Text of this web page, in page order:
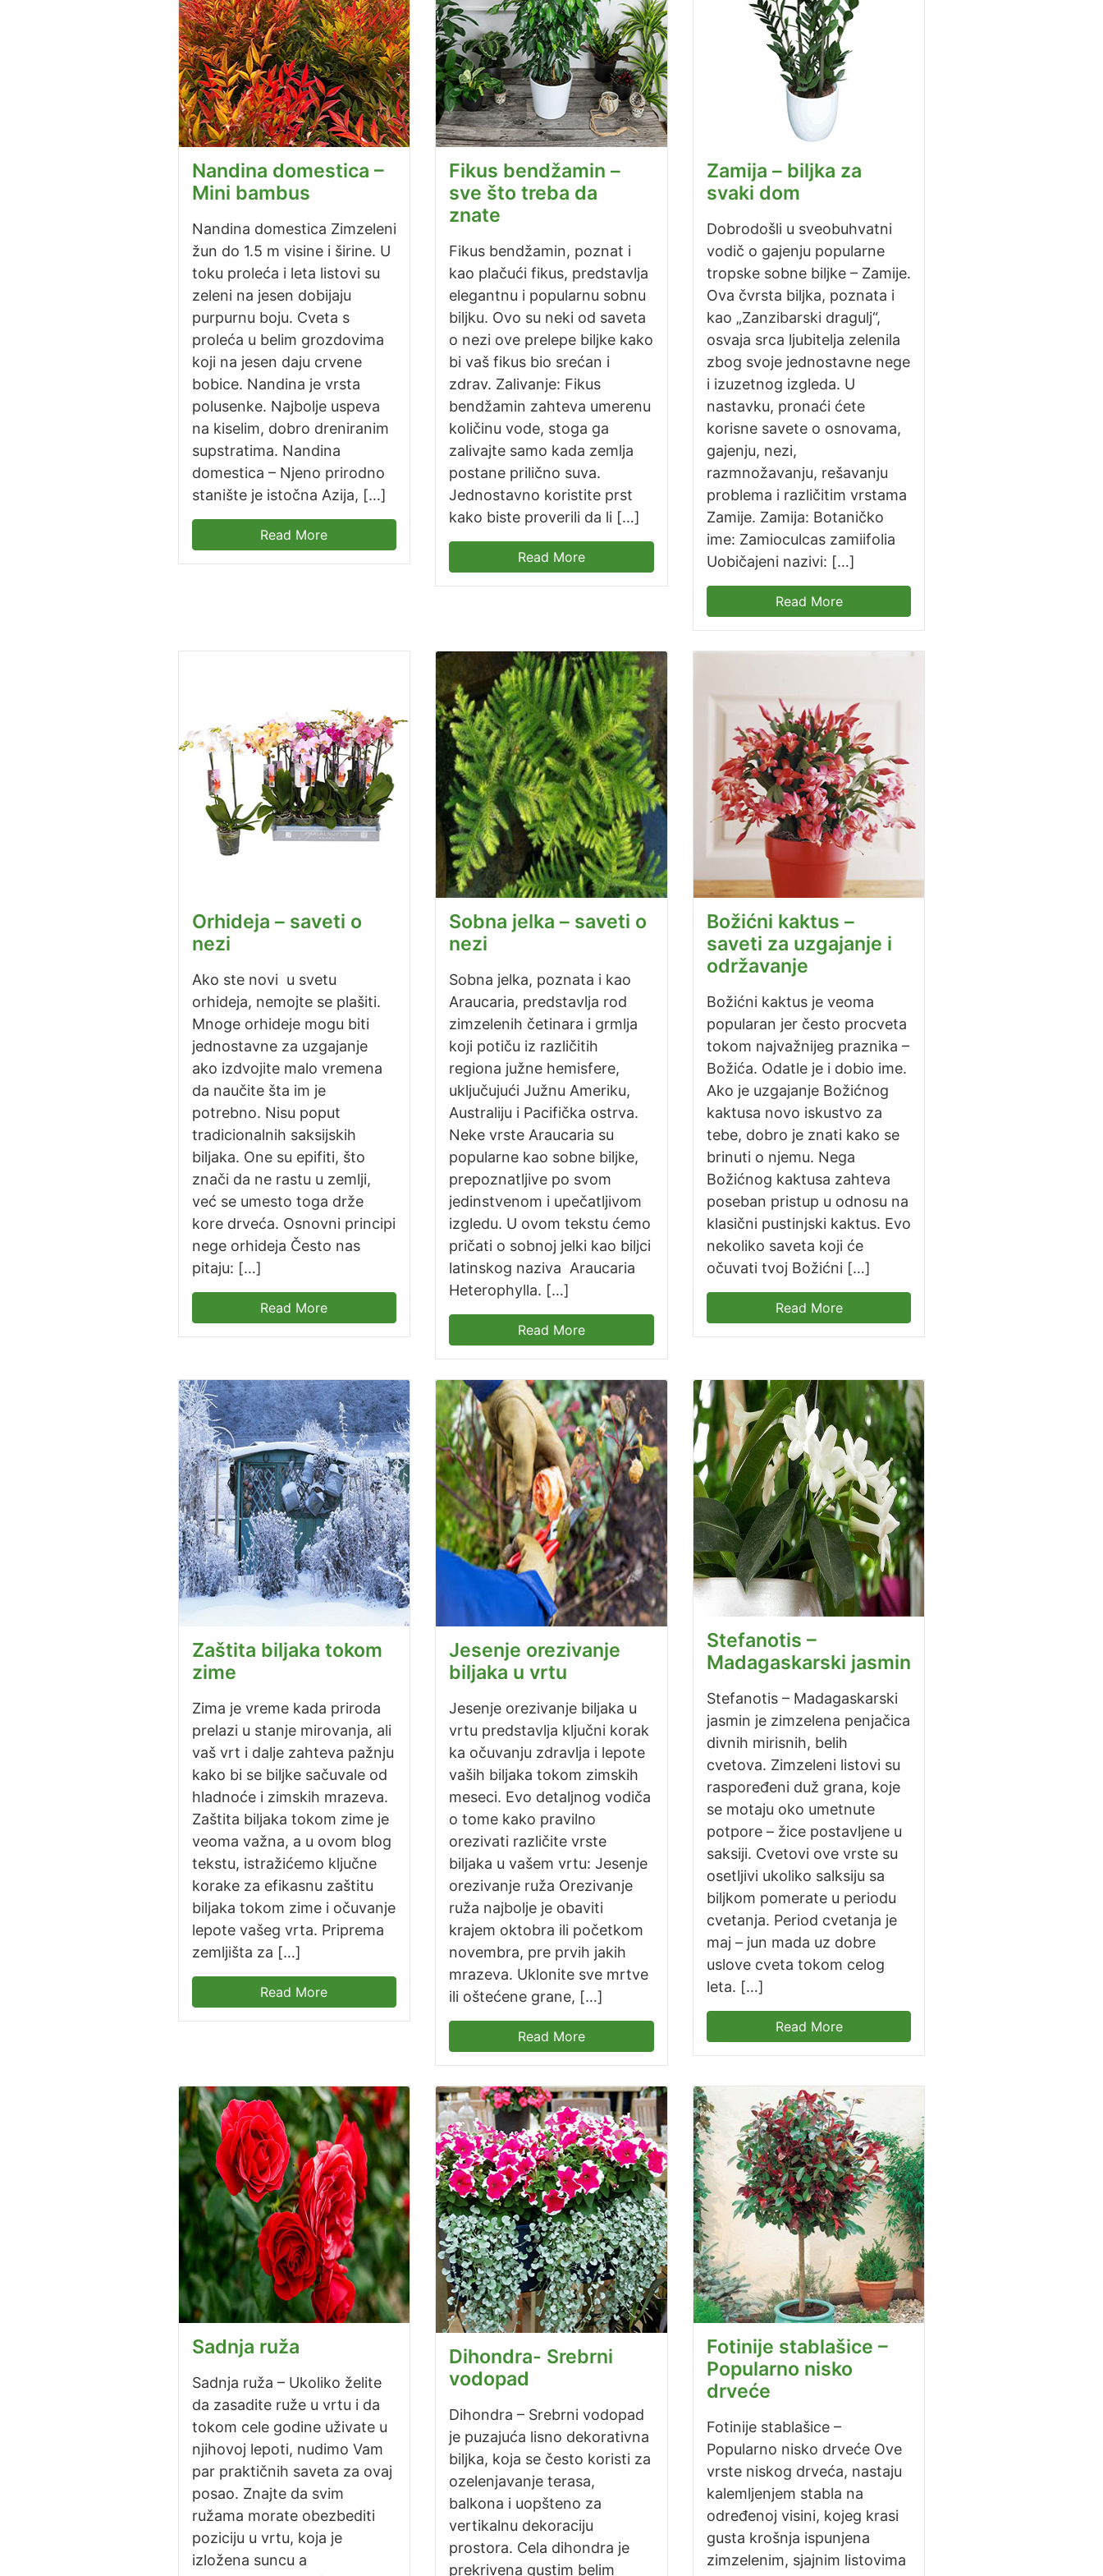
Nandina domestica –
Mini bambus
Nandina domestica Zimzeleni
žun do 1.5 m visine i širine. U
toku proleća i leta listovi su
zeleni na jesen dobijaju
purpurnu boju. Cveta s
proleća u belim grozdovima
koji na jesen daju crvene
bobice. Nandina je vrsta
polusenke. Najbolje uspeva
na kiselim, dobro dreniranim
supstratima. Nandina
domestica – Njeno prirodno
stanište je istočna Azija, […]
Read More
Fikus bendžamin –
sve što treba da
znate
Fikus bendžamin, poznat i
kao plačući fikus, predstavlja
elegantnu i popularnu sobnu
biljku. Ovo su neki od saveta
o nezi ove prelepe biljke kako
bi vaš fikus bio srećan i
zdrav. Zalivanje: Fikus
bendžamin zahteva umerenu
količinu vode, stoga ga
zalivajte samo kada zemlja
postane prilično suva.
Jednostavno koristite prst
kako biste proverili da li […]
Read More
Zamija – biljka za
svaki dom
Dobrodošli u sveobuhvatni
vodič o gajenju popularne
tropske sobne biljke – Zamije.
Ova čvrsta biljka, poznata i
kao „Zanzibarski dragulj“,
osvaja srca ljubitelja zelenila
zbog svoje jednostavne nege
i izuzetnog izgleda. U
nastavku, pronaći ćete
korisne savete o osnovama,
gajenju, nezi,
razmnožavanju, rešavanju
problema i različitim vrstama
Zamije. Zamija: Botaničko
ime: Zamioculcas zamiifolia
Uobičajeni nazivi: […]
Read More
Orhideja – saveti o
nezi
Ako ste novi u svetu
orhideja, nemojte se plašiti.
Mnoge orhideje mogu biti
jednostavne za uzgajanje
ako izdvojite malo vremena
da naučite šta im je
potrebno. Nisu poput
tradicionalnih saksijskih
biljaka. One su epifiti, što
znači da ne rastu u zemlji,
već se umesto toga drže
kore drveća. Osnovni principi
nege orhideja Često nas
pitaju: […]
Read More
Sobna jelka – saveti o
nezi
Sobna jelka, poznata i kao
Araucaria, predstavlja rod
zimzelenih četinara i grmlja
koji potiču iz različitih
regiona južne hemisfere,
uključujući Južnu Ameriku,
Australiju i Pacifička ostrva.
Neke vrste Araucaria su
popularne kao sobne biljke,
prepoznatljive po svom
jedinstvenom i upečatljivom
izgledu. U ovom tekstu ćemo
pričati o sobnoj jelki kao biljci
latinskog naziva Araucaria
Heterophylla. […]
Read More
Božićni kaktus –
saveti za uzgajanje i
održavanje
Božićni kaktus je veoma
popularan jer često procveta
tokom najvažnijeg praznika –
Božića. Odatle je i dobio ime.
Ako je uzgajanje Božićnog
kaktusa novo iskustvo za
tebe, dobro je znati kako se
brinuti o njemu. Nega
Božićnog kaktusa zahteva
poseban pristup u odnosu na
klasični pustinjski kaktus. Evo
nekoliko saveta koji će
očuvati tvoj Božićni […]
Read More
Zaštita biljaka tokom
zime
Zima je vreme kada priroda
prelazi u stanje mirovanja, ali
vaš vrt i dalje zahteva pažnju
kako bi se biljke sačuvale od
hladnoće i zimskih mrazeva.
Zaštita biljaka tokom zime je
veoma važna, a u ovom blog
tekstu, istražićemo ključne
korake za efikasnu zaštitu
biljaka tokom zime i očuvanje
lepote vašeg vrta. Priprema
zemljišta za […]
Read More
Jesenje orezivanje
biljaka u vrtu
Jesenje orezivanje biljaka u
vrtu predstavlja ključni korak
ka očuvanju zdravlja i lepote
vaših biljaka tokom zimskih
meseci. Evo detaljnog vodiča
o tome kako pravilno
orezivati različite vrste
biljaka u vašem vrtu: Jesenje
orezivanje ruža Orezivanje
ruža najbolje je obaviti
krajem oktobra ili početkom
novembra, pre prvih jakih
mrazeva. Uklonite sve mrtve
ili oštećene grane, […]
Read More
Stefanotis –
Madagaskarski jasmin
Stefanotis – Madagaskarski
jasmin je zimzelena penjačica
divnih mirisnih, belih
cvetova. Zimzeleni listovi su
raspoređeni duž grana, koje
se motaju oko umetnute
potpore – žice postavljene u
saksiji. Cvetovi ove vrste su
osetljivi ukoliko salksiju sa
biljkom pomerate u periodu
cvetanja. Period cvetanja je
maj – jun mada uz dobre
uslove cveta tokom celog
leta. […]
Read More
Sadnja ruža
Sadnja ruža – Ukoliko želite
da zasadite ruže u vrtu i da
tokom cele godine uživate u
njihovoj lepoti, nudimo Vam
par praktičnih saveta za ovaj
posao. Znajte da svim
ružama morate obezbediti
poziciju u vrtu, koja je
izložena suncu a
Dihondra- Srebrni
vodopad
Dihondra – Srebrni vodopad
je puzajuća lisno dekorativna
biljka, koja se često koristi za
ozelenjavanje terasa,
balkona i uopšteno za
vertikalnu dekoraciju
prostora. Cela dihondra je
prekrivena gustim belim
Fotinije stablašice –
Popularno nisko
drveće
Fotinije stablašice –
Popularno nisko drveće Ove
vrste niskog drveća, nastaju
kalemljenjem stabla na
određenoj visini, kojeg krasi
gusta krošnja ispunjena
zimzelenim, sjajnim listovima